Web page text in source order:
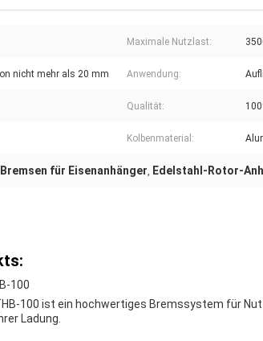
Maximale Nutzlast:
nicht mehr als 20 mm Anwendung:
Qualität:
Kolbenmaterial:
für Eisenanhänger, Edelstahl-Rotor-
100
100 ist ein hochwertiges Bremssystem für
Ladung.